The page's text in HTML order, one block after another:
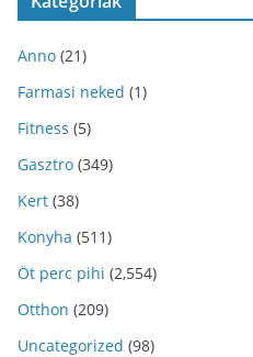
Anno (21)
Farmasi neked (1)
Fitness (5)
Gasztro (349)
Kert (38)
Konyha (511)
Öt perc pihi (2,554)
Otthon (209)
Uncategorized (98)